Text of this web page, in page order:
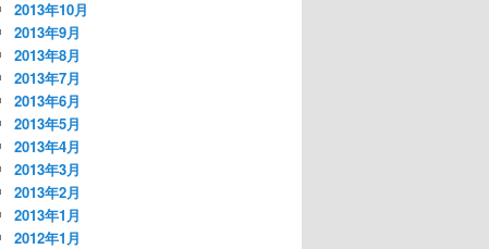
2013年10月
2013年9月
2013年8月
2013年7月
2013年6月
2013年5月
2013年4月
2013年3月
2013年2月
2013年1月
2012年1月